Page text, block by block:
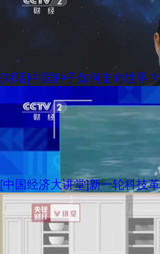
[对话]中国种子如何走向世界？
[中国经济大讲堂]新一轮科技